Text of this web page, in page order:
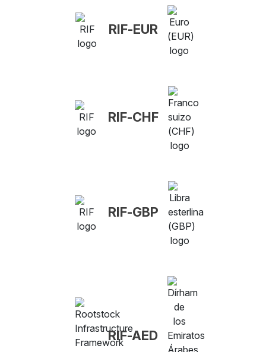
RIF-EUR
RIF-CHF
RIF-GBP
RIF-AED